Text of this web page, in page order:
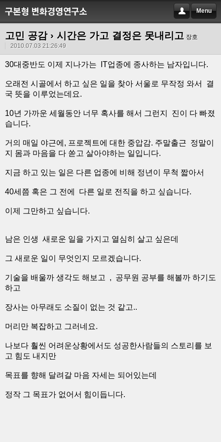
Menu
고민 공감› 시간은 가고 결정은 못내리고 장호
2010.07.03 21:26:49
30대중반도 이제 지나가는 IT업종에 종사하는 남자입니다.
오래전 시골에서 하고 싶은 일을 찾아 서울로 무작정 와서 결
국 뜻을 이루었는데요.
10년 가까운 세월동안 너무 혹사를 해서 그런지 진이 다 빠졌
습니다.
거의 매일 야근에, 프로젝트에 대한 중압감. 주말출근 정말이
지 몸과 마음을 다 쏟고 살아야하는 일입니다.
지금 하고 있는 일은 다른 업종에 비해 정년이 무척 짧아서
40세쯤 혹은 그 전에 다른 일로 전직을 하고 싶습니다.
이제 그만하고 싶습니다.
남은 인생 새로운 일을 가지고 열심히 살고 싶은데
그 새로운 일이 무엇인지 모르겠습니다.
기술을 배울까 생각도 해보고 , 공무원 공부를 해볼까 하기도
하고
장사는 아무래도 소질이 없는 것 같고..
머리만 복잡하고 그러네요.
나보다 훨씬 어려운상황에서도 성공한사람들의 스토리를 보
고 힘도 내지만
목표를 향해 달려갈 마음 자세는 되어있는데
정작 그 목표가 없어서 힘이듭니다.